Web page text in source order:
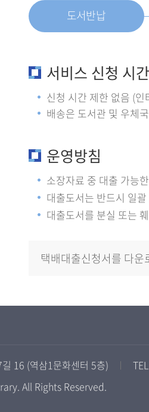
도서반납
서비스 신청 시간
신청 시간 제한 없음 (인
배송은 도서관 및 우체
운영방침
소장자료 중 대출 가능
대출도서는 반드시 일
대출도서를 분실 또는
택배대출신청서를 다운
16 (역삼1문화센터 5층)
All Rights Reserved.